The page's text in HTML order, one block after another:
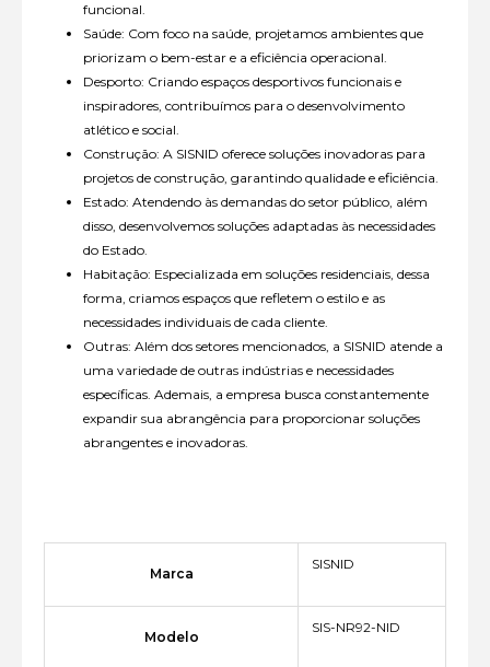
funcional.
Saúde: Com foco na saúde, projetamos ambientes que
priorizam o bem-estar e a eficiência operacional.
Desporto: Criando espaços desportivos funcionais e
inspiradores, contribuímos para o desenvolvimento
atlético e social.
Construção: A SISNID oferece soluções inovadoras para
projetos de construção, garantindo qualidade e eficiência.
Estado: Atendendo às demandas do setor público, além
disso, desenvolvemos soluções adaptadas às necessidades
do Estado.
Habitação: Especializada em soluções residenciais, dessa
forma, criamos espaços que refletem o estilo e as
necessidades individuais de cada cliente.
Outras: Além dos setores mencionados, a SISNID atende a
uma variedade de outras indústrias e necessidades
específicas. Ademais, a empresa busca constantemente
expandir sua abrangência para proporcionar soluções
abrangentes e inovadoras.
Marca
SISNID
Modelo
SIS-NR92-NID